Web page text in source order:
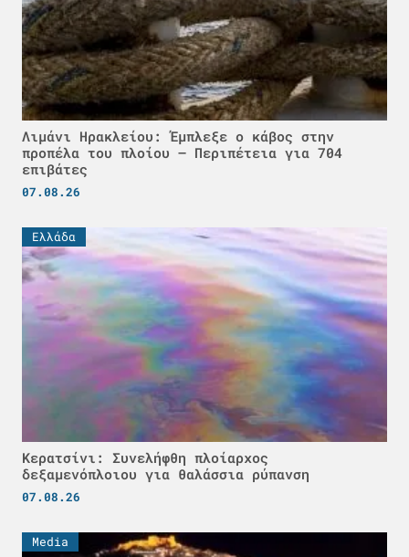
Λιμάνι Ηρακλείου: Έμπλεξε ο κάβος στην
προπέλα του πλοίου – Περιπέτεια για 704
επιβάτες
07.08.26
Ελλάδα
Κερατσίνι: Συνελήφθη πλοίαρχος
δεξαμενόπλοιου για θαλάσσια ρύπανση
07.08.26
Media